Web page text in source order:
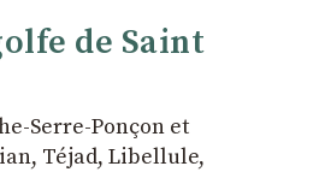
de Saint
Serre-Ponçon et
Téjad, Libellule,